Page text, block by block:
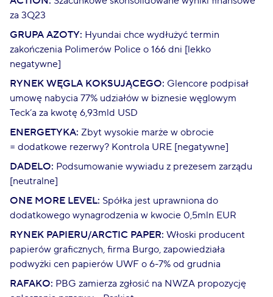
za 3Q23
GRUPA AZOTY: Hyundai chce wydłużyć termin
zakończenia Polimerów Police o 166 dni [lekko
negatywne]
RYNEK WĘGLA KOKSUJĄCEGO: Glencore podpisał
umowę nabycia 77% udziałów w biznesie węglowym
Teck’a za kwotę 6,93mld USD
ENERGETYKA: Zbyt wysokie marże w obrocie
= dodatkowe rezerwy? Kontrola URE [negatywne]
DADELO: Podsumowanie wywiadu z prezesem zarządu
[neutralne]
ONE MORE LEVEL: Spółka jest uprawniona do
dodatkowego wynagrodzenia w kwocie 0,5mln EUR
RYNEK PAPIERU/ARCTIC PAPER: Włoski producent
papierów graficznych, firma Burgo, zapowiedziała
podwyżki cen papierów UWF o 6-7% od grudnia
RAFAKO: PBG zamierza zgłosić na NWZA propozycję